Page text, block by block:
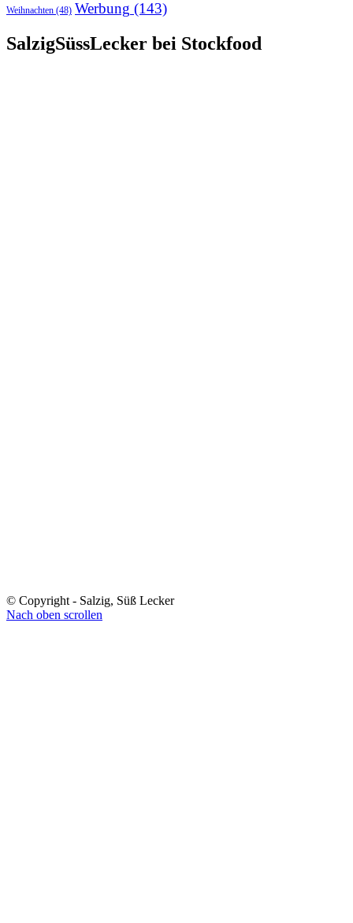
Weihnachten (48) Werbung (143)
SalzigSüssLecker bei Stockfood
© Copyright - Salzig, Süß Lecker
Nach oben scrollen